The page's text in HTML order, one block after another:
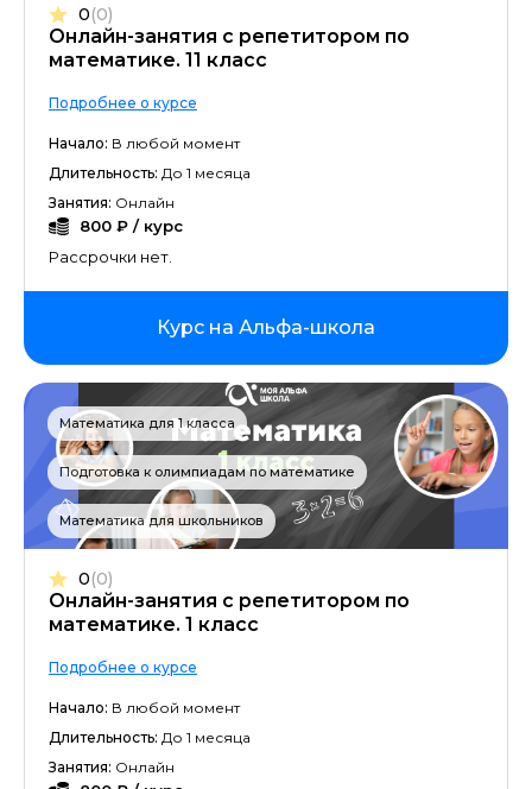
Онлайн-занятия с репетитором по
математике. 11 класс
0(0)
Подробнее о курсе
Начало: В любой момент
Длительность: До 1 месяца
Занятия: Онлайн
800 ₽ / курс
Рассрочки нет.
Курс на Альфа-школа
Математика для 1 класса
Подготовка к олимпиадам по математике
Математика для школьников
Онлайн-занятия с репетитором по
математике. 1 класс
0(0)
Подробнее о курсе
Начало: В любой момент
Длительность: До 1 месяца
Занятия: Онлайн